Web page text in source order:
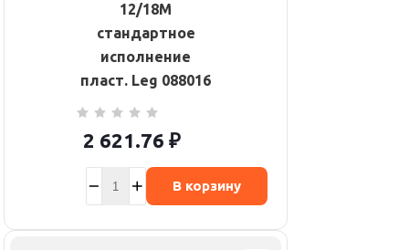
12/18М
стандартное
исполнение
пласт. Leg 088016
2 621.76 ₽
В корзину